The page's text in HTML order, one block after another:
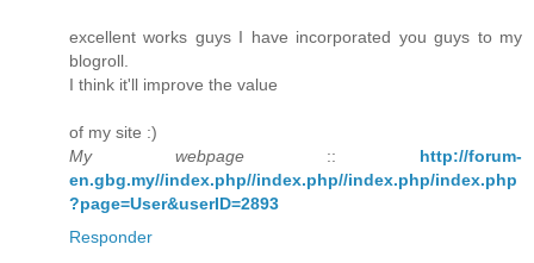
excellent works guys I have incorporated you guys to my
blogroll.
I think it'll improve the value
of my site :)
My webpage:: http://forum-
en.gbg.my//index.php//index.php//index.php/index.php
?page=User&userID=2893
Responder